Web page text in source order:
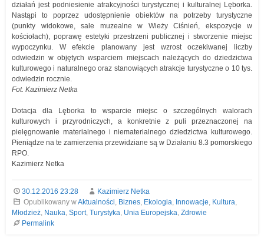
działań jest podniesienie atrakcyjności turystycznej i kulturalnej Lęborka.
Nastąpi to poprzez udostępnienie obiektów na potrzeby turystyczne
(punkty widokowe, sale muzealne w Wieży Ciśnień, ekspozycje w
kościołach), poprawę estetyki przestrzeni publicznej i stworzenie miejsc
wypoczynku. W efekcie planowany jest wzrost oczekiwanej liczby
odwiedzin w objętych wsparciem miejscach należących do dziedzictwa
kulturowego i naturalnego oraz stanowiących atrakcje turystyczne o 10 tys.
odwiedzin rocznie.
Fot. Kazimierz Netka
Dotacja dla Lęborka to wsparcie miejsc o szczególnych walorach
kulturowych i przyrodniczych, a konkretnie z puli przeznaczonej na
pielęgnowanie materialnego i niematerialnego dziedzictwa kulturowego.
Pieniądze na te zamierzenia przewidziane są w Działaniu 8.3 pomorskiego
RPO.
Kazimierz Netka
30.12.2016 23:28
Kazimierz Netka
Opublikowany wAktualności, Biznes, Ekologia, Innowacje, Kultura,
Młodzież, Nauka, Sport, Turystyka, Unia Europejska, Zdrowie
Permalink